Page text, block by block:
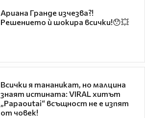
Ариана Гранде изчезва?!
Решението ѝ шокира всички!😯💥
Всички я тананикат, но малцина
знаят истината: VIRAL хитът
„Papaoutai“ всъщност не е изпят
от човек!